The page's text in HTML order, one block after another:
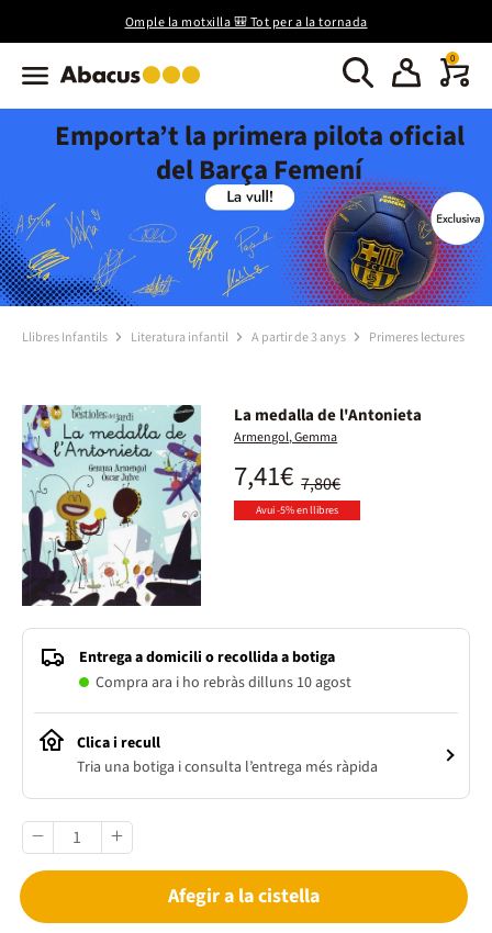
Omple la motxilla 🎒 Tot per a la tornada
0
Emporta’t la primera pilota oficial
del Barça Femení
Llibres Infantils Literatura infantil A partir de 3 anys Primeres lectures
La medalla de l'Antonieta
Armengol, Gemma
7,80€
7,41€
Avui -5% en llibres
Entrega a domicili o recollida a botiga
Compra ara i ho rebràs dilluns 10 agost
Clica i recull
Tria una botiga i consulta l’entrega més ràpida
Afegir a la cistella